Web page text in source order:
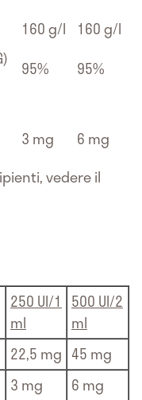
160 g/l
160 g/l
95%
95%
3 mg
6 mg
vedere il
250 UI/1
ml
500 UI/2
ml
22,5 mg 45 mg
3 mg
6 mg